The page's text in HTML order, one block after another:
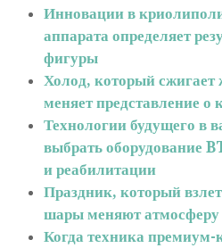
Инновации в
аппарата определяет
фигуры
Холод, который
меняет представление
Технологии будущего в
выбрать оборудование
и реабилитации
Праздник, который
шары меняют атмосферу
Когда техника премиум-